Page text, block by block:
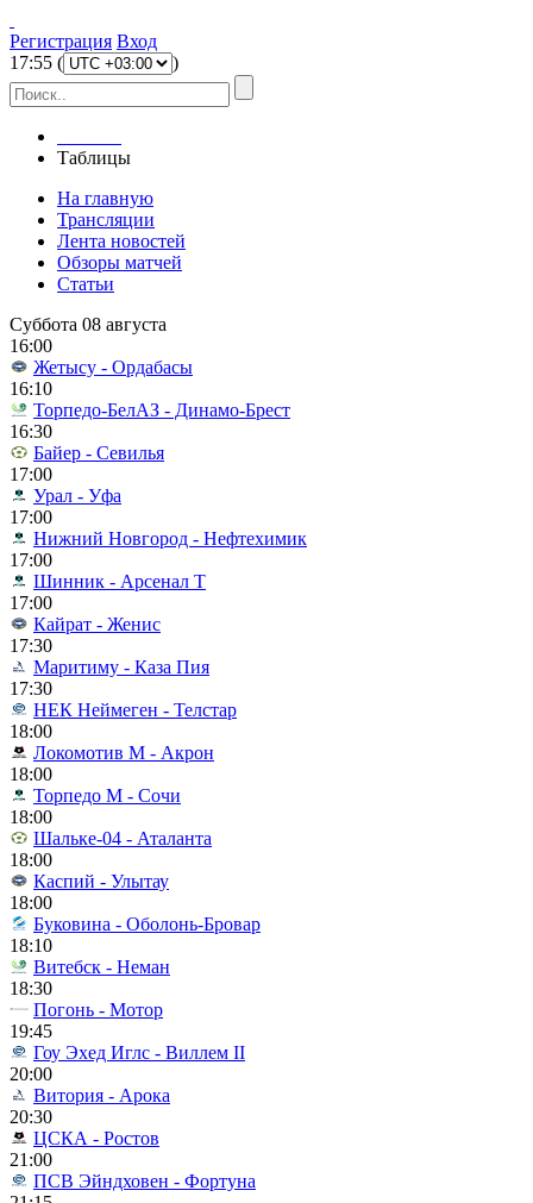
Регистрация Вход
17:55 ( )
Таблицы
На главную
Трансляции
Лента новостей
Обзоры матчей
Статьи
Суббота 08 августа
16:00
Жетысу - Ордабасы
16:10
Торпедо-БелАЗ - Динамо-Брест
16:30
Байер - Севилья
17:00
Урал - Уфа
17:00
Нижний Новгород - Нефтехимик
17:00
Шинник - Арсенал Т
17:00
Кайрат - Женис
17:30
Маритиму - Каза Пия
17:30
НЕК Неймеген - Телстар
18:00
Локомотив М - Акрон
18:00
Торпедо М - Сочи
18:00
Шальке-04 - Аталанта
18:00
Каспий - Улытау
18:00
Буковина - Оболонь-Бровар
18:10
Витебск - Неман
18:30
Погонь - Мотор
19:45
Гоу Эхед Иглс - Виллем II
20:00
Витория - Арока
20:30
ЦСКА - Ростов
21:00
ПСВ Эйндховен - Фортуна